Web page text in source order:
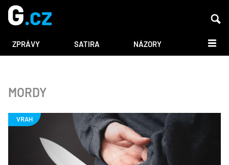
ZPRÁVY SATIRA NÁZORY DALŠÍ
MORDY